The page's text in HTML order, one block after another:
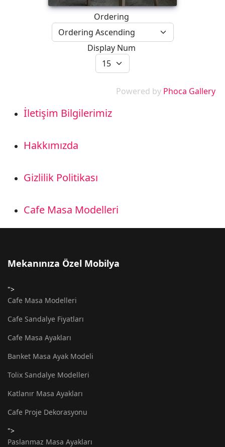
Ordering
Display Num
Powered by Phoca Gallery
İletişim Bilgilerimiz
Hakkımızda
Gizlilik Politikası
Cafe Masa Modelleri
Mekanınıza Özel Mobilya
">
Cafe Masa Modelleri
Cafe Sandalye Fiyatları
Cafe Masa Ayakları
Banket Masa Ayak Modeli
Tolix Sandalye Modelleri
Katlanır Masa Ayakları
Cafe Proje Dekorasyonu
">
Paslanmaz Masa Ayakları